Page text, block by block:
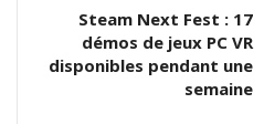
Steam Next Fest : 17
démos de jeux PC VR
disponibles pendant une
semaine